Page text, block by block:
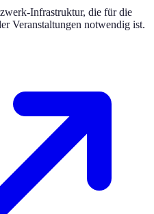
Infrastruktur, die für die
Veranstaltungen notwendig ist.